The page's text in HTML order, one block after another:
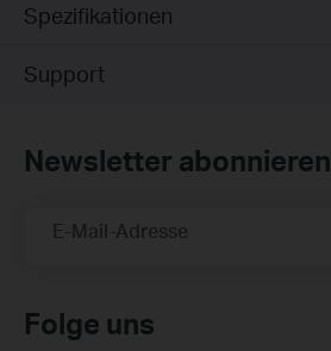
Spezifikationen
Support
Newsletter abonnieren
E-Mail-Adresse
Folge uns